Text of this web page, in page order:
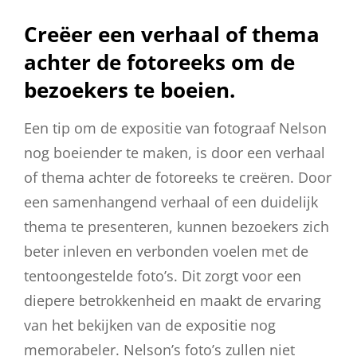
Creëer een verhaal of thema
achter de fotoreeks om de
bezoekers te boeien.
Een tip om de expositie van fotograaf Nelson
nog boeiender te maken, is door een verhaal
of thema achter de fotoreeks te creëren. Door
een samenhangend verhaal of een duidelijk
thema te presenteren, kunnen bezoekers zich
beter inleven en verbonden voelen met de
tentoongestelde foto’s. Dit zorgt voor een
diepere betrokkenheid en maakt de ervaring
van het bekijken van de expositie nog
memorabeler. Nelson’s foto’s zullen niet